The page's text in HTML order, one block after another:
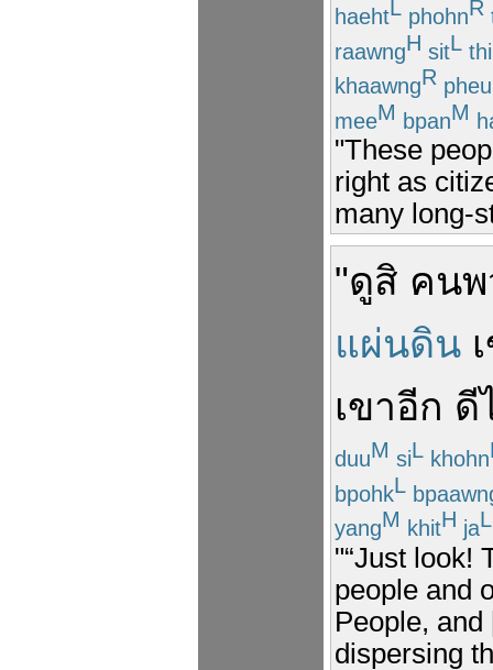
haehtL phohnR
raawngH sitL thi
khaawngR
meeM bpanM
"These
right as
many long-
"ดูสิ คน
แผ่นดิน
เขาอีก ดี
duuM siL khohn
bpohkL
yangM khitH jaL
"“Just look!
people and
People,
dispersing